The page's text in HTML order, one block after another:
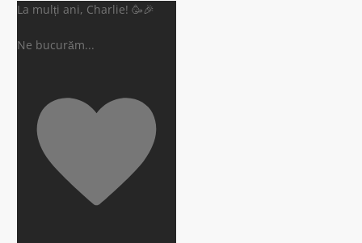
La mulți ani, Charlie! 🥳🎉
Ne bucurăm...